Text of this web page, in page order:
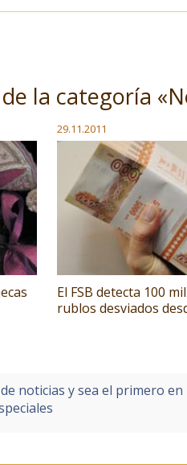
la categoría
29.11.2011
El FSB detecta 100
rublos desviados
noticias y sea el primero en